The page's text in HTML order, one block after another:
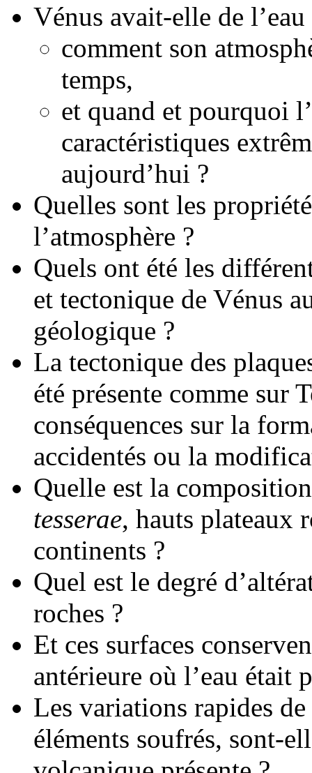
Vénus avait-elle de
comment son
temps,
et quand et pourquoi
caractéristiques
aujourd’hui ?
Quelles sont les
l’atmosphère ?
Quels ont été les
et tectonique de Vénus
géologique ?
La tectonique des
été présente comme sur
conséquences sur la
accidentés ou la
Quelle est la
tesserae, hauts plateaux
continents ?
Quel est le degré
roches ?
Et ces surfaces
antérieure où l’eau était
Les variations rapides
éléments soufrés, sont-